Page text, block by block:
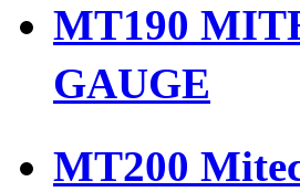
MT190
GAUGE
MT200